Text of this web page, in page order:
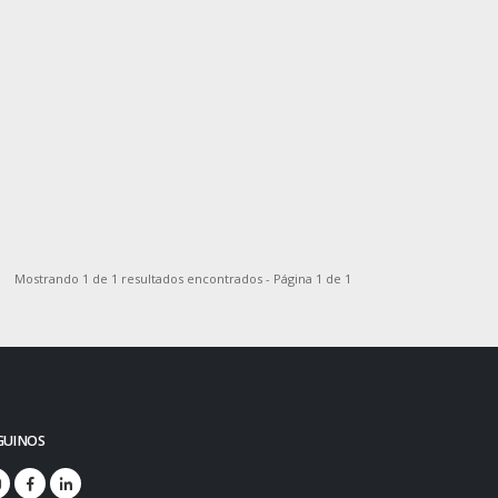
Mostrando 1 de 1 resultados encontrados - Página 1 de 1